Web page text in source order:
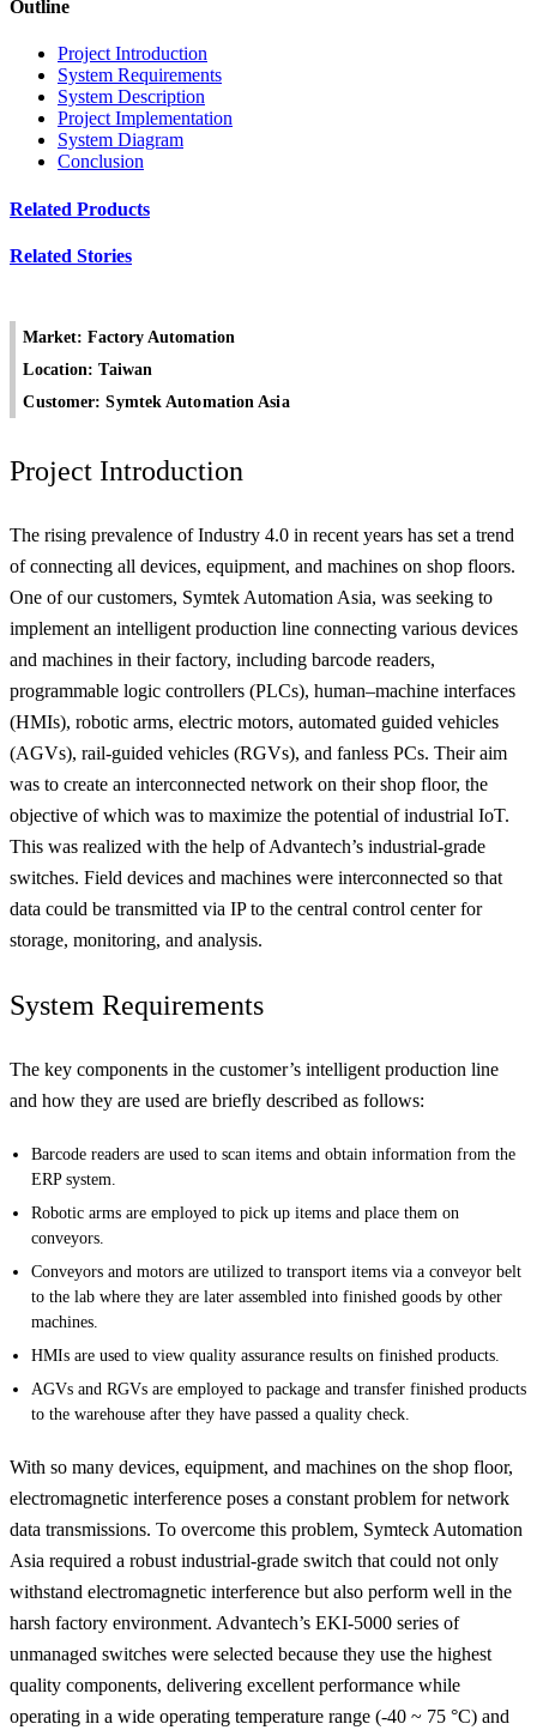
Outline
Project Introduction
System Requirements
System Description
Project Implementation
System Diagram
Conclusion
Related Products
Related Stories
Market: Factory Automation
Location: Taiwan
Customer: Symtek Automation Asia
Project Introduction
The rising prevalence of Industry 4.0 in recent years has set a trend
of connecting all devices, equipment, and machines on shop floors.
One of our customers, Symtek Automation Asia, was seeking to
implement an intelligent production line connecting various devices
and machines in their factory, including barcode readers,
programmable logic controllers (PLCs), human–machine interfaces
(HMIs), robotic arms, electric motors, automated guided vehicles
(AGVs), rail-guided vehicles (RGVs), and fanless PCs. Their aim
was to create an interconnected network on their shop floor, the
objective of which was to maximize the potential of industrial IoT.
This was realized with the help of Advantech’s industrial-grade
switches. Field devices and machines were interconnected so that
data could be transmitted via IP to the central control center for
storage, monitoring, and analysis.
System Requirements
The key components in the customer’s intelligent production line
and how they are used are briefly described as follows:
Barcode readers are used to scan items and obtain information from the
ERP system.
Robotic arms are employed to pick up items and place them on
conveyors.
Conveyors and motors are utilized to transport items via a conveyor belt
to the lab where they are later assembled into finished goods by other
machines.
HMIs are used to view quality assurance results on finished products.
AGVs and RGVs are employed to package and transfer finished products
to the warehouse after they have passed a quality check.
With so many devices, equipment, and machines on the shop floor,
electromagnetic interference poses a constant problem for network
data transmissions. To overcome this problem, Symteck Automation
Asia required a robust industrial-grade switch that could not only
withstand electromagnetic interference but also perform well in the
harsh factory environment. Advantech’s EKI-5000 series of
unmanaged switches were selected because they use the highest
quality components, delivering excellent performance while
operating in a wide operating temperature range (-40 ~ 75 °C) and